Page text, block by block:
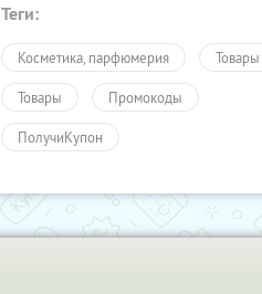
Теги:
Косметика, парфюмерия Товары
Товары Промокоды
ПолучиКупон